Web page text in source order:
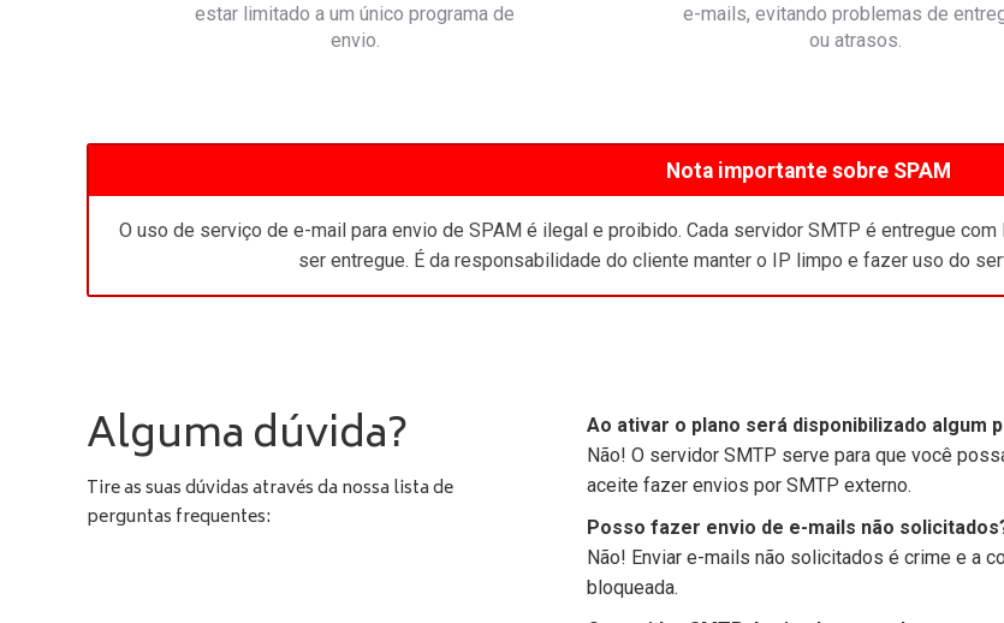
estar limitado a um único programa de
envio.
e-mails, evitando problemas de
ou atrasos.
Nota importante sobre SPAM
O uso de serviço de e-mail para envio de SPAM é ilegal e proibido. Cada servidor SMTP é entregue
ser entregue. É da responsabilidade do cliente manter o IP limpo e fazer uso do
Alguma dúvida?
Tire as suas dúvidas através da nossa lista de
perguntas frequentes:
Ao ativar o plano será disponibilizado algum
Não! O servidor SMTP serve para que você
aceite fazer envios por SMTP externo.
Posso fazer envio de e-mails não
Não! Enviar e-mails não solicitados é crime e a
bloqueada.